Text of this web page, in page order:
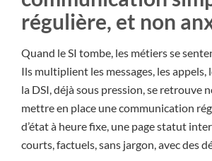
régulière, et non
Quand le SI tombe, les métiers se
Ils multiplient les messages, les appels,
la DSI, déjà sous pression, se retrouve
mettre en place une communication
d’état à heure fixe, une page statut
courts, factuels, sans jargon, avec des